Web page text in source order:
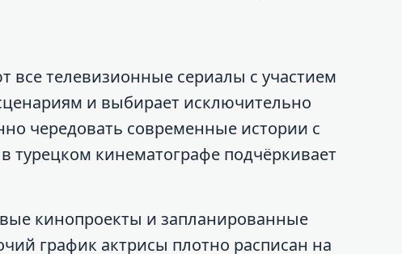
все телевизионные сериалы с участием
и выбирает исключительно
чередовать современные истории с
кинематографе подчёркивает
кинопроекты и запланированные
график актрисы плотно расписан на